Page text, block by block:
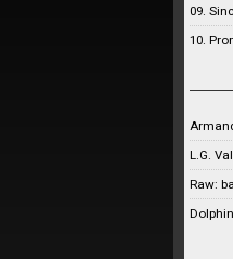
09.
10.
L.G.
Raw: